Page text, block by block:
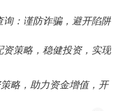
：谨防诈骗，避开陷阱
策略，稳健投资，实现
略，助力资金增值，开